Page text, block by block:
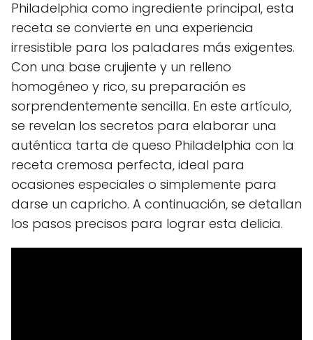
Philadelphia como ingrediente principal, esta
receta se convierte en una experiencia
irresistible para los paladares más exigentes.
Con una base crujiente y un relleno
homogéneo y rico, su preparación es
sorprendentemente sencilla. En este artículo,
se revelan los secretos para elaborar una
auténtica tarta de queso Philadelphia con la
receta cremosa perfecta, ideal para
ocasiones especiales o simplemente para
darse un capricho. A continuación, se detallan
los pasos precisos para lograr esta delicia.